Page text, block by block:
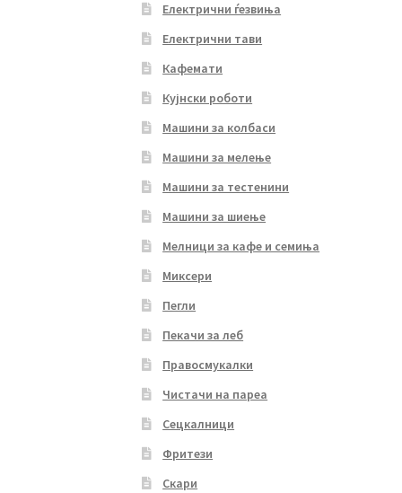
Електрични ѓезвиња
Електрични тави
Кафемати
Кујнски роботи
Машини за колбаси
Машини за мелење
Машини за тестенини
Машини за шиење
Мелници за кафе и семиња
Миксери
Пегли
Пекачи за леб
Правосмукалки
Чистачи на пареа
Сецкалници
Фритези
Скари